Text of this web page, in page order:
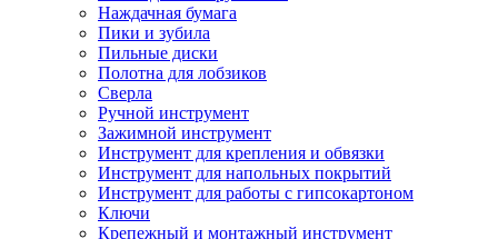
Наждачная бумага
Пики и зубила
Пильные диски
Полотна для лобзиков
Сверла
Ручной инструмент
Зажимной инструмент
Инструмент для крепления и обвязки
Инструмент для напольных покрытий
Инструмент для работы с гипсокартоном
Ключи
Крепежный и монтажный инструмент